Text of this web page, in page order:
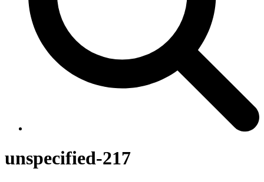
unspecified-217